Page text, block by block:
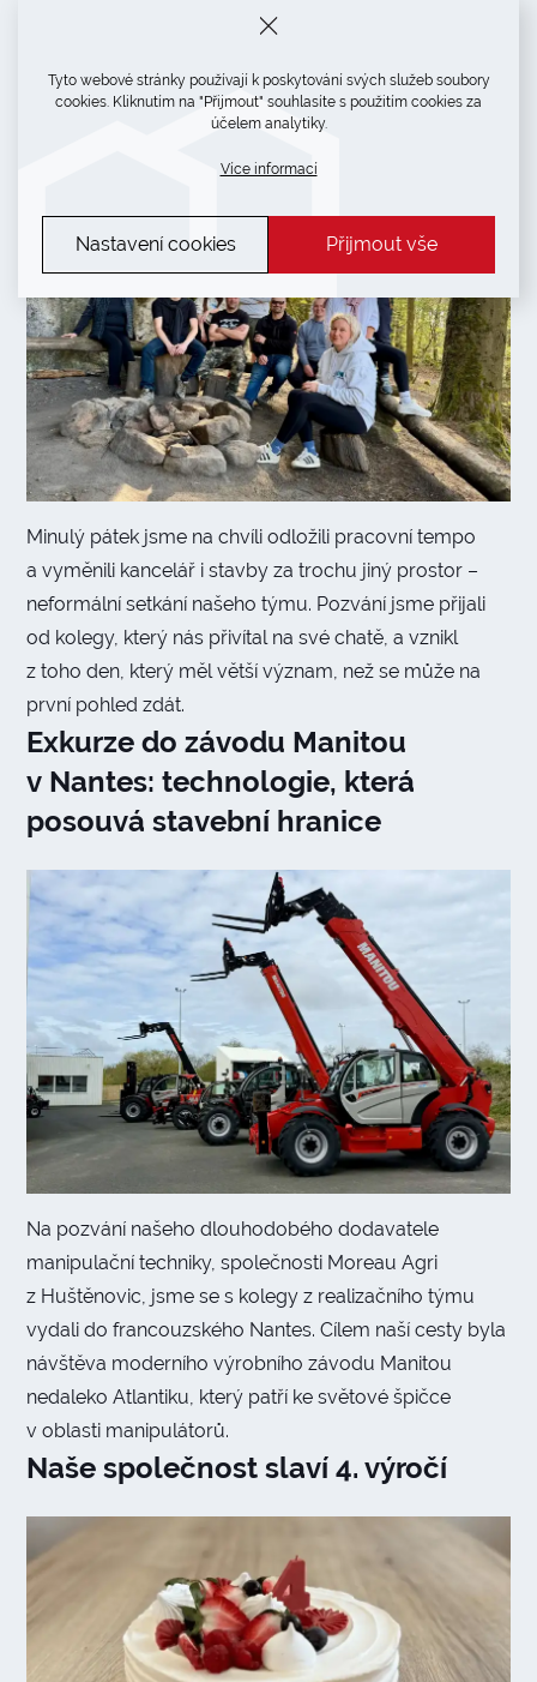
Tyto webové stránky používají k poskytování svých služeb soubory
cookies. Kliknutím na "Přijmout" souhlasíte s použitím cookies za
účelem analytiky.
Více informací
Nastavení cookies Přijmout vše
fotbalového klubu SK Hanácká Slavia Kroměříž.
ohlédnutí za naším společným
Minulý pátek jsme na chvíli odložili pracovní tempo
a vyměnili kancelář i stavby za trochu jiný prostor –
neformální setkání našeho týmu. Pozvání jsme přijali
od kolegy, který nás přivítal na své chatě, a vznikl
z toho den, který měl větší význam, než se může na
první pohled zdát.
Exkurze do závodu Manitou
v Nantes: technologie, která
posouvá stavební hranice
Na pozvání našeho dlouhodobého dodavatele
manipulační techniky, společnosti Moreau Agri
z Huštěnovic, jsme se s kolegy z realizačního týmu
vydali do francouzského Nantes. Cílem naší cesty byla
návštěva moderního výrobního závodu Manitou
nedaleko Atlantiku, který patří ke světové špičce
v oblasti manipulátorů.
Naše společnost slaví 4. výročí